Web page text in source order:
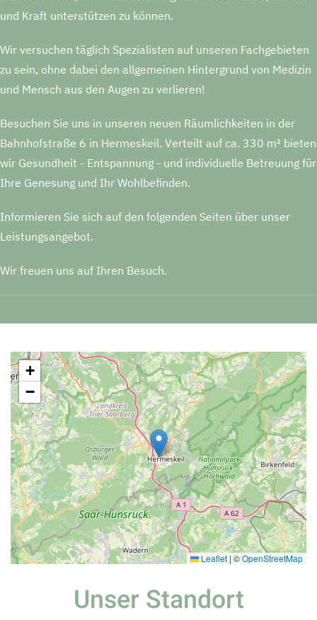
und Kraft unterstützen zu können.
Wir versuchen täglich Spezialisten auf unseren Fachgebieten
zu sein, ohne dabei den allgemeinen Hintergrund von Medizin
und Mensch aus den Augen zu verlieren!
Besuchen Sie uns in unseren neuen Räumlichkeiten in der
Bahnhofstraße 6 in Hermeskeil. Verteilt auf ca. 330 m² bieten
wir Gesundheit - Entspannung - und individuelle Betreuung für
Ihre Genesung und Ihr Wohlbefinden.
Informieren Sie sich auf den folgenden Seiten über unser
Leistungsangebot.
Wir freuen uns auf Ihren Besuch.
+
−
Leaflet | ©OpenStreetMap
Unser Standort